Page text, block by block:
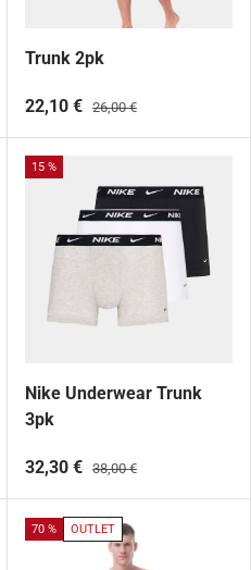
Trunk 2pk
22,10 € 26,00 €
15 %
Nike Underwear Trunk
3pk
32,30 € 38,00 €
70 % OUTLET